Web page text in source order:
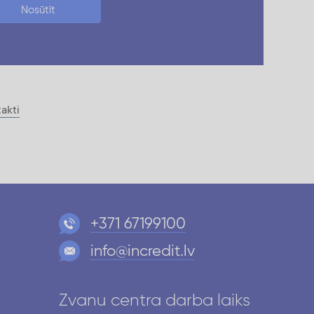
Nosūtīt
+371 67199100
info@incredit.lv
Zvanu centra darba laiks